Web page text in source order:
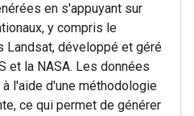
en s'appuyant sur
y compris le
Landsat, développé et géré
et la NASA. Les données
l'aide d'une méthodologie
ce qui permet de générer